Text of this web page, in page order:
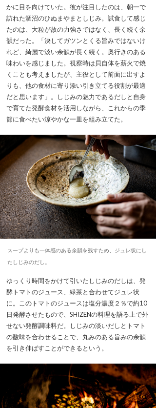
かに目を向けていた。彼が注目したのは、朝一で
訪れた涸沼のひぬまやまとしじみ。試食して感じ
たのは、大粒が故の力強さではなく、長く続く余
韻だった。「決してガツンとくる旨みではないけ
れど、綺麗で淡い余韻が長く続く。奥行きのある
味わいを感じました。視察時は貝自体を薪火で焼
くことも考えましたが、主役として前面に出すよ
りも、他の食材に寄り添い引き立てる役割が最適
だと思います」。しじみの魅力であるだしと自身
で育てた発酵食材を活用しながら、これからの季
節に食べたい涼やかな一皿を組み立てた。
スープよりも一体感のある余韻を残すため、ジュレ状にし
たしじみのだし。
ゆっくり時間をかけて引いたしじみのだしは、発
酵トマトのジュース、緑茶と合わせてジュレ状
に。このトマトのジュースは塩分濃度２％で約10
日発酵させたもので、SHIZENの料理を語る上で外
せない発酵調味料だ。しじみの淡いだしとトマト
の酸味を合わせることで、丸みのある旨みの余韻
を引き伸ばすことができるという。